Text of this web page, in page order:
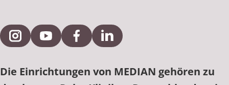
Externe Verlinkung zu Instagram
Externe Verlinkung zu YouTube
Externe Verlinkung zu Facebook
Externe Verlinkung zu
Die Einrichtungen von MEDIAN gehören zu